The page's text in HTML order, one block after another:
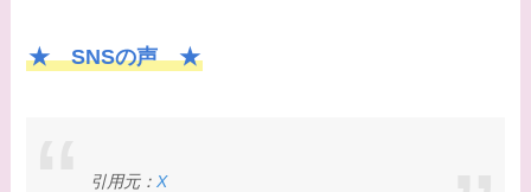
★ SNSの声 ★
引用元： X